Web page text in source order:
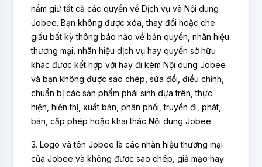
nắm giữ tất cả các quyền về Dịch vụ và Nội dung
Jobee. Bạn không được xóa, thay đổi hoặc che
giấu bất kỳ thông báo nào về bản quyền, nhãn hiệu
thương mại, nhãn hiệu dịch vụ hay quyền sở hữu
khác được kết hợp với hay đi kèm Nội dung Jobee
và bạn không được sao chép, sửa đổi, điều chỉnh,
chuẩn bị các sản phẩm phái sinh dựa trên, thực
hiện, hiển thị, xuất bản, phân phối, truyền đi, phát,
bán, cấp phép hoặc khai thác Nội dung Jobee.
3. Logo và tên Jobee là các nhãn hiệu thương mại
của Jobee và không được sao chép, giả mạo hay